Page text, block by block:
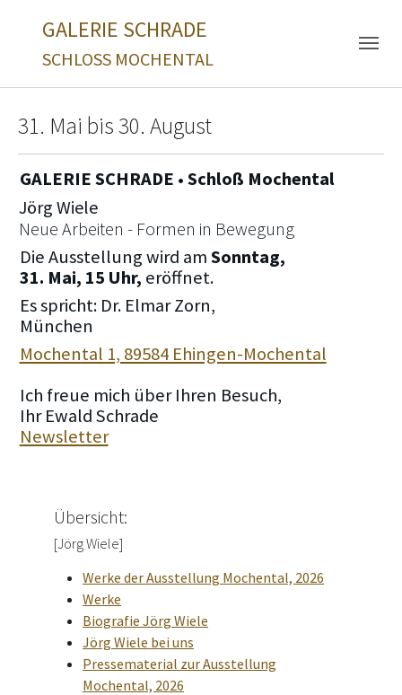
GALERIE SCHRADE
SCHLOSS MOCHENTAL
31. Mai bis 30. August
GALERIE SCHRADE • Schloß Mochental
Jörg Wiele
Neue Arbeiten - Formen in Bewegung
Die Ausstellung wird amSonntag,
31. Mai, 15 Uhr, eröffnet.
Es spricht: Dr. Elmar Zorn,
München
Mochental 1, 89584 Ehingen-Mochental
Ich freue mich über Ihren Besuch,
Ihr Ewald Schrade
Newsletter
Übersicht:
[Jörg Wiele]
Werke der Ausstellung Mochental, 2026
Werke
Biografie Jörg Wiele
Jörg Wiele bei uns
Pressematerial zur Ausstellung
Mochental, 2026